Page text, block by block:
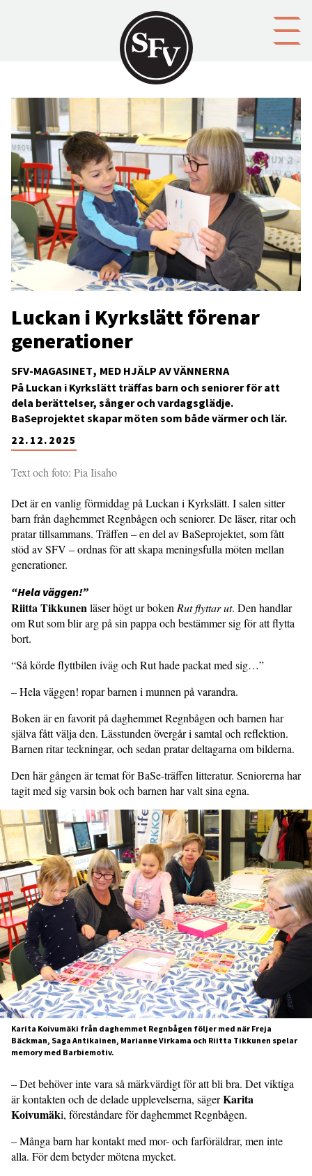
SFV-MAGASINET MED HJÄLP AV VÄNNERNA
Luckan i Kyrkslätt förenar
generationer
22.12.2025
På Luckan i Kyrkslätt träffas barn och seniorer för att
dela berättelser, sånger och vardagsglädje.
BaSeprojektet skapar möten som både värmer och lär.
Text och foto: Pia Iisaho
Det är en vanlig förmiddag på Luckan i Kyrkslätt. I salen sitter
barn från daghemmet Regnbågen och seniorer. De läser, ritar och
pratar tillsammans. Träffen – en del av BaSeprojektet, som fått
stöd av SFV – ordnas för att skapa meningsfulla möten mellan
generationer.
“Hela väggen!”
Riitta Tikkunenläser högt ur bokenRut flyttar ut. Den handlar
om Rut som blir arg på sin pappa och bestämmer sig för att flytta
bort.
“Så körde flyttbilen iväg och Rut hade packat med sig…”
– Hela väggen! ropar barnen i munnen på varandra.
Boken är en favorit på daghemmet Regnbågen och barnen har
själva fått välja den. Lässtunden övergår i samtal och reflektion.
Barnen ritar teckningar, och sedan pratar deltagarna om bilderna.
Den här gången är temat för BaSe-träffen litteratur. Seniorerna har
tagit med sig varsin bok och barnen har valt sina egna.
Karita Koivumäki från daghemmet Regnbågen följer med när Freja
Bäckman, Saga Antikainen, Marianne Virkama och Riitta Tikkunen spelar
memory med Barbiemotiv.
– Det behöver inte vara så märkvärdigt för att bli bra. Det viktiga
är kontakten och de delade upplevelserna, sägerKarita
Koivumäki, föreståndare för daghemmet Regnbågen.
– Många barn har kontakt med mor- och farföräldrar, men inte
alla. För dem betyder mötena mycket.